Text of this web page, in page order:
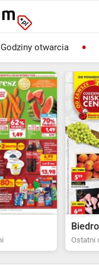
Godziny otwarcia
Biedronka
Ostatni dzień!